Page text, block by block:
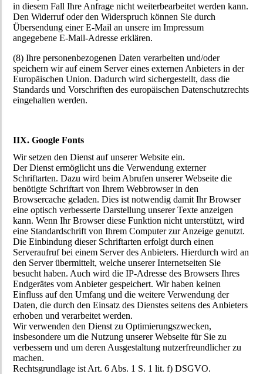
in diesem Fall Ihre Anfrage nicht weiterbearbeitet werden kann.
Den Widerruf oder den Widerspruch können Sie durch
Übersendung einer E-Mail an unsere im Impressum
angegebene E-Mail-Adresse erklären.
(8) Ihre personenbezogenen Daten verarbeiten und/oder
speichern wir auf einem Server eines externen Anbieters in der
Europäischen Union. Dadurch wird sichergestellt, dass die
Standards und Vorschriften des europäischen Datenschutzrechts
eingehalten werden.
IIX. Google Fonts
Wir setzen den Dienst auf unserer Website ein.
Der Dienst ermöglicht uns die Verwendung externer
Schriftarten. Dazu wird beim Abrufen unserer Webseite die
benötigte Schriftart von Ihrem Webbrowser in den
Browsercache geladen. Dies ist notwendig damit Ihr Browser
eine optisch verbesserte Darstellung unserer Texte anzeigen
kann. Wenn Ihr Browser diese Funktion nicht unterstützt, wird
eine Standardschrift von Ihrem Computer zur Anzeige genutzt.
Die Einbindung dieser Schriftarten erfolgt durch einen
Serveraufruf bei einem Server des Anbieters. Hierdurch wird an
den Server übermittelt, welche unserer Internetseiten Sie
besucht haben. Auch wird die IP-Adresse des Browsers Ihres
Endgerätes vom Anbieter gespeichert. Wir haben keinen
Einfluss auf den Umfang und die weitere Verwendung der
Daten, die durch den Einsatz des Dienstes seitens des Anbieters
erhoben und verarbeitet werden.
Wir verwenden den Dienst zu Optimierungszwecken,
insbesondere um die Nutzung unserer Webseite für Sie zu
verbessern und um deren Ausgestaltung nutzerfreundlicher zu
machen.
Rechtsgrundlage ist Art. 6 Abs. 1 S. 1 lit. f) DSGVO.